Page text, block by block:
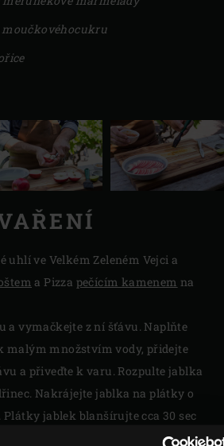
moučkovéhocukru
uhlí ve Velkém Zeleném Vejci a
a Pizza pečícím kamenem na
a vymačkejte z ní šťávu. Naplňte
malým množstvím vody, přidejte
a přiveďte k varu. Rozpulte jablka
Nakrájejte jablka na plátky o
jablek blanšírujte cca 30 sec
a limetkové šťávy. Odstraňte je z